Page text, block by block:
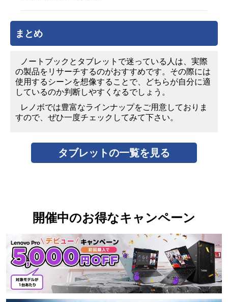
まとめ
ノートブックとタブレットで迷っている人は、実際
の製品をリサーチするのがおすすめです。その際には
使用するシーンを想像することで、どちらが自分に適
しているのか判断しやすくなるでしょう。
レノボでは豊富なラインナップをご用意しておりま
すので、ぜひ一度チェックしてみて下さい。
タブレットの一覧を見る
開催中のお得なキャンペーン